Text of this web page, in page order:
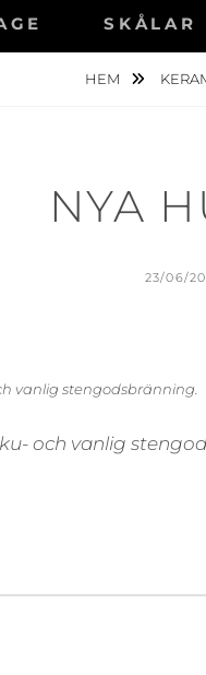
SKÅLAR
HEM
NYA
23/06/
vanlig stengodsbränning.
och vanlig